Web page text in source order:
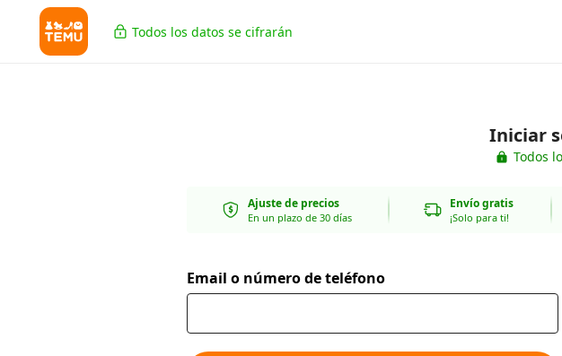
Todos los datos se cifrarán
Iniciar
Todos
Ajuste de precios
En un plazo de 30 días
Envío gratis
¡Solo para ti!
Email o número de teléfono